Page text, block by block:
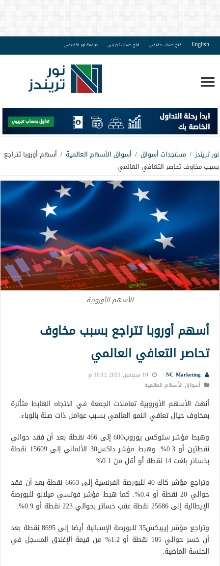
English فتح حساب حقيقي فتح حساب تجريبي دبلومة نور اكاديمي
نور تريندز / مستجدات أسواق / أسواق الأسهم العالمية / أسهم أوروبا تتراجع
بسبب مخاوف تحاصر التعافي العالمي
الأسهم الأوروبية
أسهم أوروبا تتراجع بسبب مخاوف
تحاصر التعافي العالمي
NC Marketing
10 سبتمبر, 2021 10:12 م
أسواق الأسهم العالمية
أنهت الأسهم الأوروبية تعاملات الجمعة في الاتجاه الهابط متأثرة
بمخاوف حيال تعافي النمو العالمي بسبب عوامل ذات صلة بالوباء.
وهبط مؤشر ستوكس يوروب600 إلى 466 نقطة بعد أن فقد حوالي
نقطتين أو 0.3%. وهبط مؤشر داكس30 الألماني إلى 15609 نقطة
بخسائر بلغت 14 نقطة أو أقل من 0.1%.
وتراجع مؤشر كاك 40 للبورصة الفرنسية إلى 6663 نقطة بعد أن فقد
حوالي 20 نقطة أو 0.4%. كما هبط مؤشر فوتسي ميلانو للبورصة
الإيطالية إلى 25686 نقطة عقب خسائر بحوالي 223 نقطة أو 0.9%.
وتراجع مؤشر إيبيكس35 للبورصة الإسبانية أيضا إلى 8695 نقطة بعد
أن خسر حوالي 105 نقطة أو 1.2% من قيمة الإغلاق المسجل في
الجلسة الماضية.